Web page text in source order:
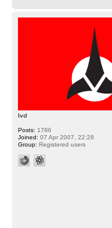
lvd
Posts: 1786
Joined: 07 Apr 2007, 22:28
Group: Registered users